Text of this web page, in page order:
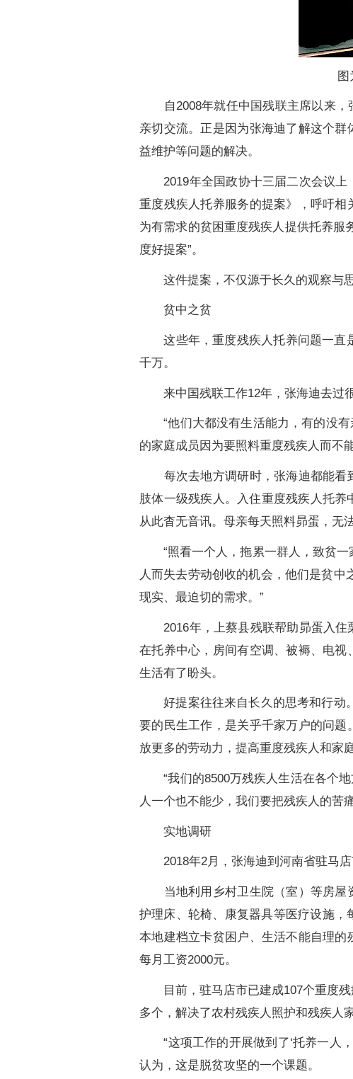
图
自2008年就任中国残联主席以来，
亲切交流。正是因为张海迪了解这个
益维护等问题的解决。
2019年全国政协十三届二次会议上
重度残疾人托养服务的提案》，呼吁相
为有需求的贫困重度残疾人提供托养服
度好提案”。
这件提案，不仅源于长久的观察与思
贫中之贫
这些年，重度残疾人托养问题一直是
千万。
来中国残联工作12年，张海迪去过很
“他们大都没有生活能力，有的没有
的家庭成员因为要照料重度残疾人而不
每次去地方调研时，张海迪都能看
肢体一级残疾人。入住重度残疾人托养
从此杳无音讯。母亲每天照料昴蛋，无
“照看一个人，拖累一群人，致贫一
人而失去劳动创收的机会，他们是贫
现实、最迫切的需求。”
2016年，上蔡县残联帮助昴蛋入住栗
在托养中心，房间有空调、被褥、电视
生活有了盼头。
好提案往往来自长久的思考和行动。
要的民生工作，是关乎千家万户的问
放更多的劳动力，提高重度残疾人和家
“我们的8500万残疾人生活在各个地
人一个也不能少，我们要把残疾人的苦
实地调研
2018年2月，张海迪到河南省驻马店
当地利用乡村卫生院（室）等房屋
护理床、轮椅、康复器具等医疗设施
本地建档立卡贫困户、生活不能自理的
每月工资2000元。
目前，驻马店市已建成107个重度残
多个，解决了农村残疾人照护和残疾人
“这项工作的开展做到了‘托养一人，
认为，这是脱贫攻坚的一个课题。